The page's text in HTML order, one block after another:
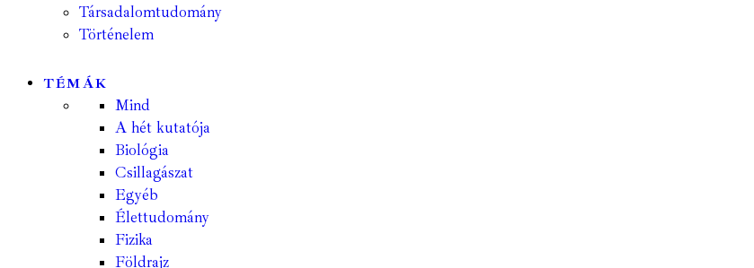
Társadalomtudomány
Történelem
TÉMÁK
Mind
A hét kutatója
Biológia
Csillagászat
Egyéb
Élettudomány
Fizika
Földrajz